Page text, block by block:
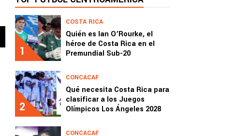
1
COSTA RICA
Quién es Ian O’Rourke, el
héroe de Costa Rica en el
Premundial Sub-20
2
CONCACAF
Qué necesita Costa Rica para
clasificar a los Juegos
Olímpicos Los Ángeles 2028
CONCACAF